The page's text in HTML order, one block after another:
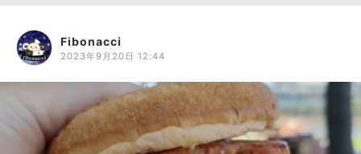
Fibonacci
2023年9月20日 12:44